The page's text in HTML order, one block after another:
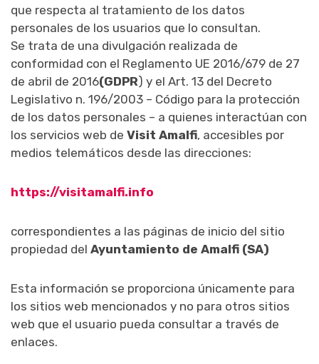
que respecta al tratamiento de los datos
personales de los usuarios que lo consultan.
Se trata de una divulgación realizada de
conformidad con el Reglamento UE 2016/679 de 27
de abril de 2016(GDPR) y el Art. 13 del Decreto
Legislativo n. 196/2003 – Código para la protección
de los datos personales – a quienes interactúan con
los servicios web de Visit Amalfi, accesibles por
medios telemáticos desde las direcciones:
https://visitamalfi.info
correspondientes a las páginas de inicio del sitio
propiedad del Ayuntamiento de Amalfi (SA)
Esta información se proporciona únicamente para
los sitios web mencionados y no para otros sitios
web que el usuario pueda consultar a través de
enlaces.